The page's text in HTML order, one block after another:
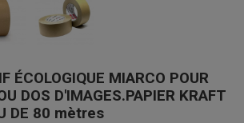
ÉCOLOGIQUE MIARCO POUR
DOS D'IMAGES.PAPIER KRAFT
DE 80 mètres